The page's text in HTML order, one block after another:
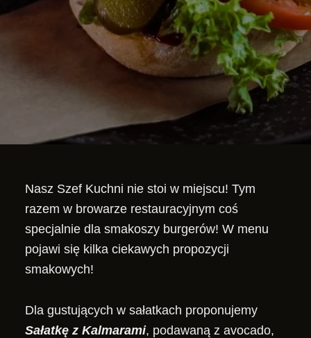
Nasz Szef Kuchni nie stoi w miejscu! Tym
razem w browarze restauracyjnym coś
specjalnie dla smakoszy burgerów! W menu
pojawi się kilka ciekawych propozycji
smakowych!
Dla gustujących w sałatkach proponujemy
Sałatkę z Kalmarami, podawaną z avocado,